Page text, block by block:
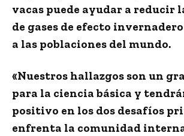
vacas puede ayudar a reducir
de gases de efecto
a las poblaciones del mundo.
«Nuestros hallazgos son un
para la ciencia básica y
positivo en los dos desafíos
enfrenta la comunidad